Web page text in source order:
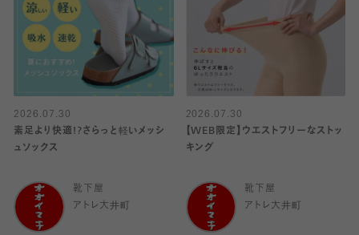
2026.07.30
素足より快適!?さらっと軽いメッシ
ュソックス
靴下屋
アトレ大井町
2026.07.30
【WEB限定】ウエストフリーなストッ
キング
靴下屋
アトレ大井町